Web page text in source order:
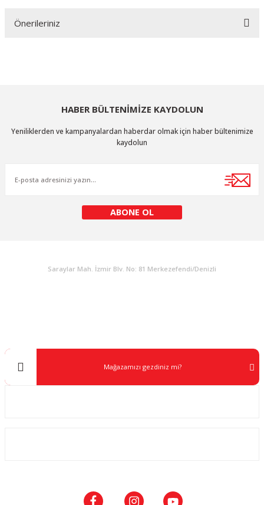
Önerileriniz
Ürün açıklamasında eksik bilgiler bulunuyor.
Gönder
HABER BÜLTENİMİZE KAYDOLUN
Yeniliklerden ve kampanyalardan haberdar olmak için haber bültenimize
kaydolun
ABONE OL
Saraylar Mah. İzmir Blv. No: 81 Merkezefendi/Denizli
Mağazamızı gezdiniz mi?